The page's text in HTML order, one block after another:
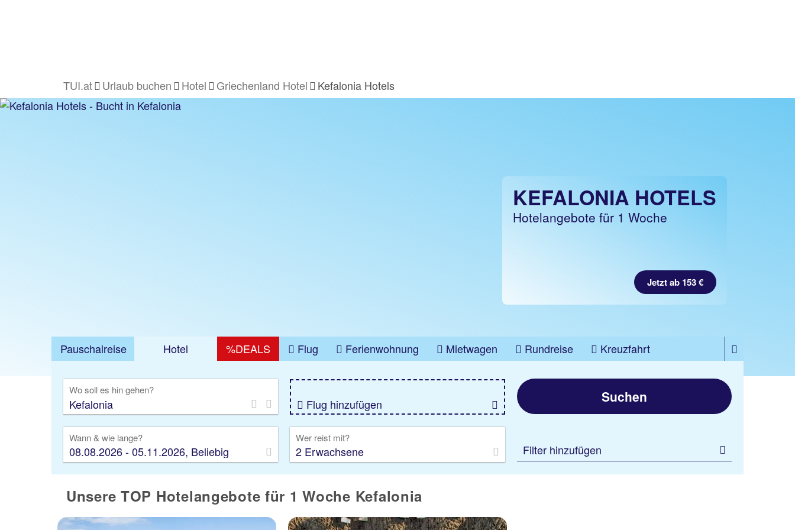
TUI.at Urlaub buchen Hotel Griechenland Hotel Kefalonia Hotels
KEFALONIA HOTELS
Hotelangebote für 1 Woche
Jetzt ab 153 €
Pauschalreise Hotel %DEALS Flug Ferienwohnung Mietwagen Rundreise
Kreuzfahrt
Wo soll es hin gehen?
Flug hinzufügen
Wann & wie lange?
08.08.2026 - 05.11.2026, Beliebig
Wer reist mit?
2 Erwachsene
Suchen
Filter hinzufügen
Unsere TOP Hotelangebote für 1 Woche Kefalonia
Kefalonia
Celestial Hotel Luxury
Suites and Spa